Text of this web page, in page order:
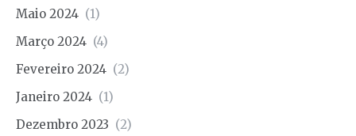
Maio 2024 (1)
Março 2024 (4)
Fevereiro 2024 (2)
Janeiro 2024 (1)
Dezembro 2023 (2)